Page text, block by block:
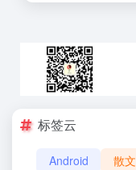
标签云
Android 散文